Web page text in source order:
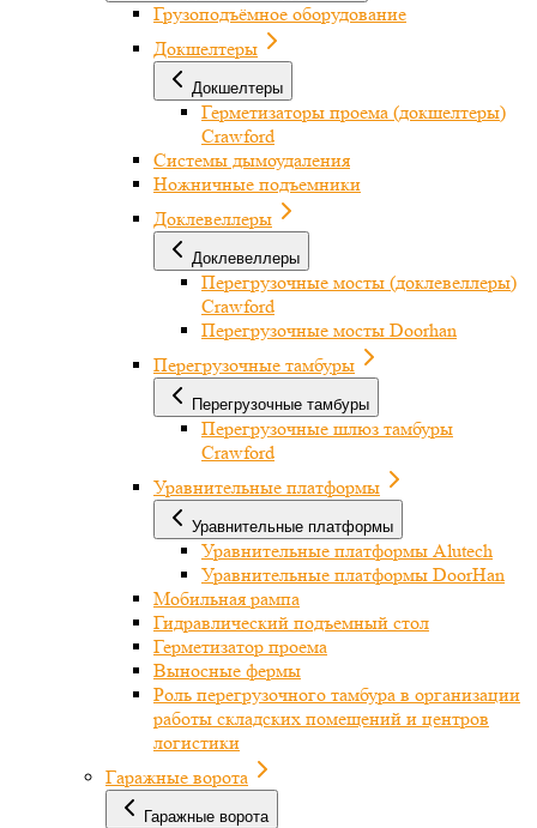
Грузоподъёмное оборудование
Докшелтеры
Докшелтеры
Герметизаторы проема (докшелтеры)
Crawford
Системы дымоудаления
Ножничные подъемники
Доклевеллеры
Доклевеллеры
Перегрузочные мосты (доклевеллеры)
Crawford
Перегрузочные мосты Doorhan
Перегрузочные тамбуры
Перегрузочные тамбуры
Перегрузочные шлюз тамбуры
Crawford
Уравнительные платформы
Уравнительные платформы
Уравнительные платформы Alutech
Уравнительные платформы DoorHan
Мобильная рампа
Гидравлический подъемный стол
Герметизатор проема
Выносные фермы
Роль перегрузочного тамбура в организации
работы складских помещений и центров
логистики
Гаражные ворота
Гаражные ворота